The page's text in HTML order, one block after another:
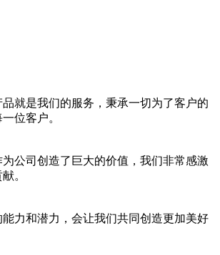
就是我们的服务，秉承一切为了客户的
位客户。
公司创造了巨大的价值，我们非常感激
。
力和潜力，会让我们共同创造更加美好